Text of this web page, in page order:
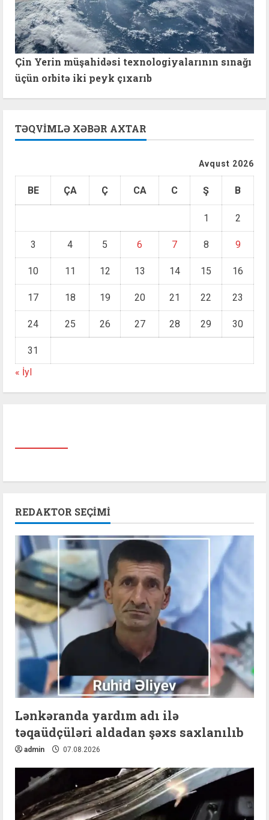
Çin Yerin müşahidəsi texnologiyalarının sınağı
üçün orbitə iki peyk çıxarıb
TƏQVIMLƏ XƏBƏR AXTAR
Avqust 2026
BE ÇA Ç CA C Ş B
1 2
3 4 5 6 7 8 9
10 11 12 13 14 15 16
17 18 19 20 21 22 23
24 25 26 27 28 29 30
31
« İyl
REDAKTOR SEÇIMI
Lənkəranda yardım adı ilə
təqaüdçüləri aldadan şəxs saxlanılıb
admin 07.08.2026